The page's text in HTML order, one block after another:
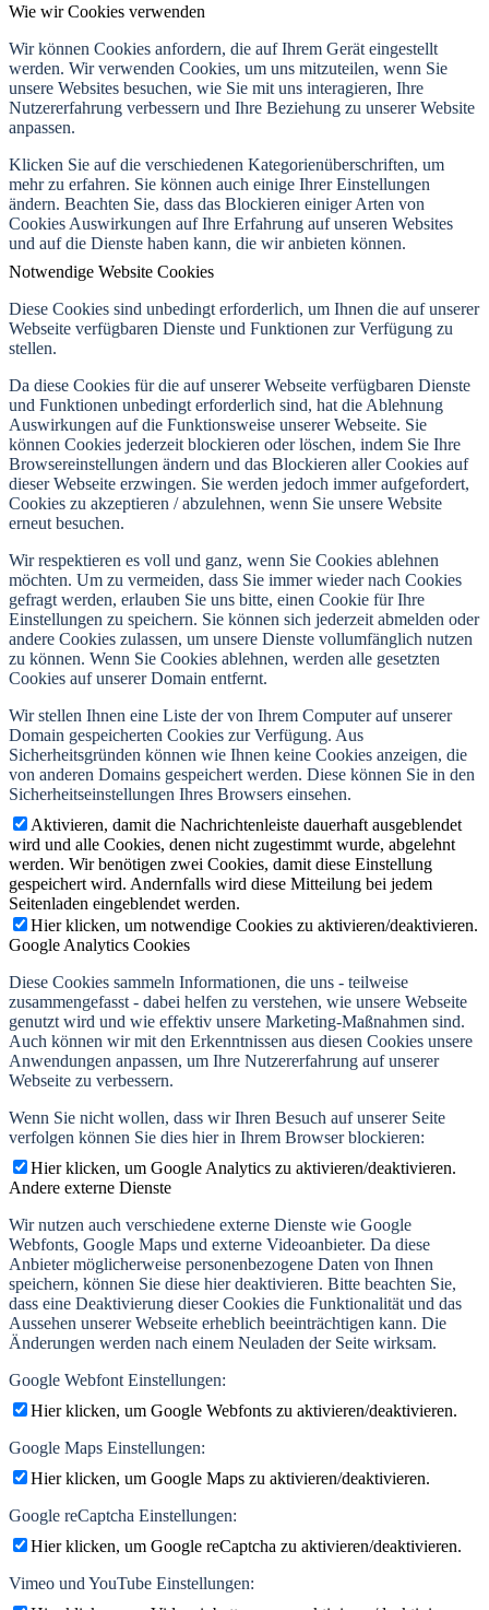
Wie wir Cookies verwenden
Wir können Cookies anfordern, die auf Ihrem Gerät eingestellt
werden. Wir verwenden Cookies, um uns mitzuteilen, wenn Sie
unsere Websites besuchen, wie Sie mit uns interagieren, Ihre
Nutzererfahrung verbessern und Ihre Beziehung zu unserer Website
anpassen.
Klicken Sie auf die verschiedenen Kategorienüberschriften, um
mehr zu erfahren. Sie können auch einige Ihrer Einstellungen
ändern. Beachten Sie, dass das Blockieren einiger Arten von
Cookies Auswirkungen auf Ihre Erfahrung auf unseren Websites
und auf die Dienste haben kann, die wir anbieten können.
Notwendige Website Cookies
Diese Cookies sind unbedingt erforderlich, um Ihnen die auf unserer
Webseite verfügbaren Dienste und Funktionen zur Verfügung zu
stellen.
Da diese Cookies für die auf unserer Webseite verfügbaren Dienste
und Funktionen unbedingt erforderlich sind, hat die Ablehnung
Auswirkungen auf die Funktionsweise unserer Webseite. Sie
können Cookies jederzeit blockieren oder löschen, indem Sie Ihre
Browsereinstellungen ändern und das Blockieren aller Cookies auf
dieser Webseite erzwingen. Sie werden jedoch immer aufgefordert,
Cookies zu akzeptieren / abzulehnen, wenn Sie unsere Website
erneut besuchen.
Wir respektieren es voll und ganz, wenn Sie Cookies ablehnen
möchten. Um zu vermeiden, dass Sie immer wieder nach Cookies
gefragt werden, erlauben Sie uns bitte, einen Cookie für Ihre
Einstellungen zu speichern. Sie können sich jederzeit abmelden oder
andere Cookies zulassen, um unsere Dienste vollumfänglich nutzen
zu können. Wenn Sie Cookies ablehnen, werden alle gesetzten
Cookies auf unserer Domain entfernt.
Wir stellen Ihnen eine Liste der von Ihrem Computer auf unserer
Domain gespeicherten Cookies zur Verfügung. Aus
Sicherheitsgründen können wie Ihnen keine Cookies anzeigen, die
von anderen Domains gespeichert werden. Diese können Sie in den
Sicherheitseinstellungen Ihres Browsers einsehen.
Aktivieren, damit die Nachrichtenleiste dauerhaft ausgeblendet
wird und alle Cookies, denen nicht zugestimmt wurde, abgelehnt
werden. Wir benötigen zwei Cookies, damit diese Einstellung
gespeichert wird. Andernfalls wird diese Mitteilung bei jedem
Seitenladen eingeblendet werden.
Hier klicken, um notwendige Cookies zu aktivieren/deaktivieren.
Google Analytics Cookies
Diese Cookies sammeln Informationen, die uns - teilweise
zusammengefasst - dabei helfen zu verstehen, wie unsere Webseite
genutzt wird und wie effektiv unsere Marketing-Maßnahmen sind.
Auch können wir mit den Erkenntnissen aus diesen Cookies unsere
Anwendungen anpassen, um Ihre Nutzererfahrung auf unserer
Webseite zu verbessern.
Wenn Sie nicht wollen, dass wir Ihren Besuch auf unserer Seite
verfolgen können Sie dies hier in Ihrem Browser blockieren:
Hier klicken, um Google Analytics zu aktivieren/deaktivieren.
Andere externe Dienste
Wir nutzen auch verschiedene externe Dienste wie Google
Webfonts, Google Maps und externe Videoanbieter. Da diese
Anbieter möglicherweise personenbezogene Daten von Ihnen
speichern, können Sie diese hier deaktivieren. Bitte beachten Sie,
dass eine Deaktivierung dieser Cookies die Funktionalität und das
Aussehen unserer Webseite erheblich beeinträchtigen kann. Die
Änderungen werden nach einem Neuladen der Seite wirksam.
Google Webfont Einstellungen:
Hier klicken, um Google Webfonts zu aktivieren/deaktivieren.
Google Maps Einstellungen:
Hier klicken, um Google Maps zu aktivieren/deaktivieren.
Google reCaptcha Einstellungen:
Hier klicken, um Google reCaptcha zu aktivieren/deaktivieren.
Vimeo und YouTube Einstellungen: